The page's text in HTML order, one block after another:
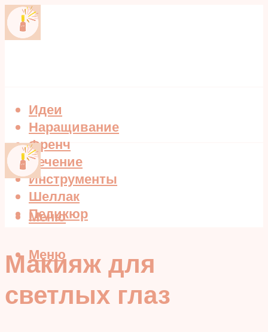
Идеи
Наращивание
Френч
Лечение
Инструменты
Шеллак
Педикюр
Меню
Меню
Макияж для
светлых глаз